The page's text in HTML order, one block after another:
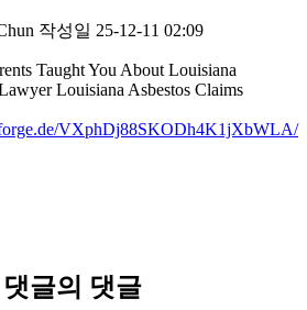
작성일 25-12-11 02:09
Taught You About Louisiana
Louisiana Asbestos Claims
VXphDj88SKODh4K1jXbWLA/
글의 댓글